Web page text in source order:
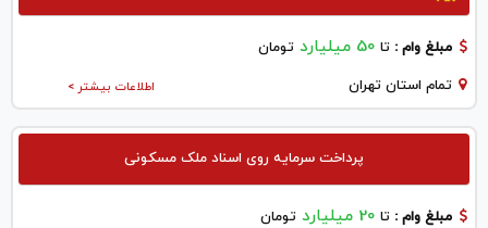
مبلغ وام : تا 50 میلیارد تومان
اطلاعات بیشتر > تمام استان تهران
پرداخت سرمایه روی اسناد ملک مسکونی
مبلغ وام : تا 20 میلیارد تومان